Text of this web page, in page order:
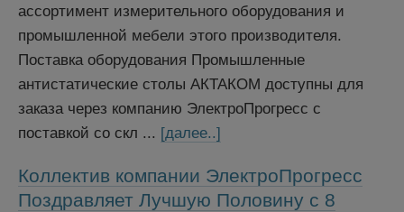
ассортимент измерительного оборудования и
промышленной мебели этого производителя.
Поставка оборудования Промышленные
антистатические столы АКТАКОМ доступны для
заказа через компанию ЭлектроПрогресс с
поставкой со скл ... [далее..]
Коллектив компании ЭлектроПрогресс
Поздравляет Лучшую Половину с 8